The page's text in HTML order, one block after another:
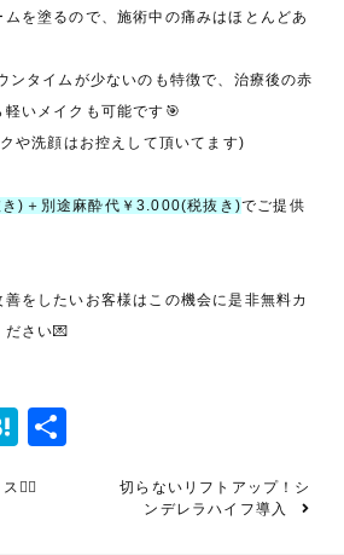
ムを塗るので、施術中の痛みはほとんどあ
ンタイムが少ないのも特徴で、治療後の赤
いメイクも可能です 🎯
や洗顔はお控えして頂いてます)
)＋別途麻酔代￥3.000(税抜き )でご提供
をしたいお客様はこの機会に是非無料カ
ださい💌
Hatena
👨‍⚕️
切らないリフトアップ！シ
ンデレラハイフ導入